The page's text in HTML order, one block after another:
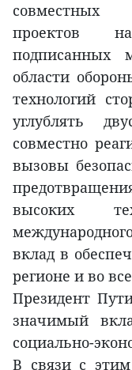
совместных
проектов
подписанных
области
технологий
углублять
совместно
вызовы
высоких
вклад в
регионе и во
Президент
значимый
социально-
В связи с